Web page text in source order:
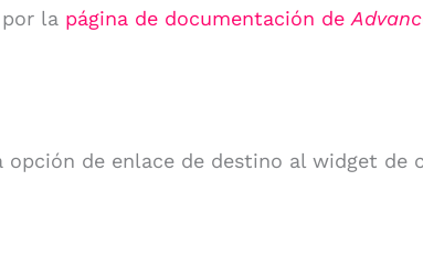
la página de documentación de
de enlace de destino al widget de